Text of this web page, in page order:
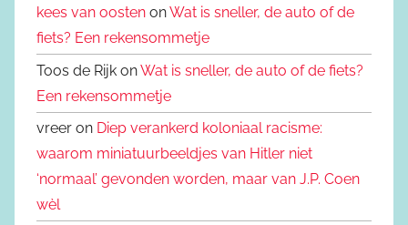
kees van oosten onWat is sneller, de auto of de
fiets? Een rekensommetje
Toos de Rijk onWat is sneller, de auto of de fiets?
Een rekensommetje
vreer on Diep verankerd koloniaal racisme:
waarom miniatuurbeeldjes van Hitler niet
‘normaal’ gevonden worden, maar van J.P. Coen
wèl